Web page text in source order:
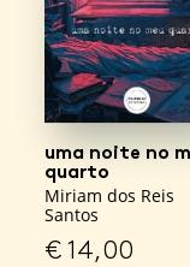
uma noite no
quarto
Miriam dos Reis
Santos
€14,00